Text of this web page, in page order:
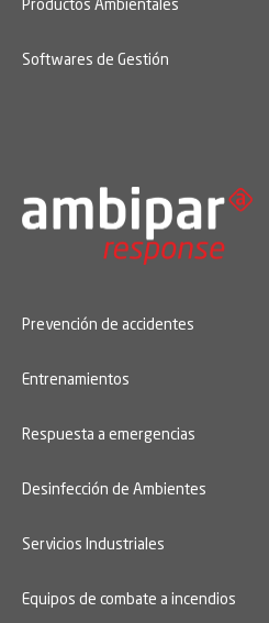
Productos Ambientales
Softwares de Gestión
Prevención de accidentes
Entrenamientos
Respuesta a emergencias
Desinfección de Ambientes
Servicios Industriales
Equipos de combate a incendios